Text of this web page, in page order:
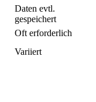
Daten evtl.
gespeichert
Oft erforderlich
Variiert